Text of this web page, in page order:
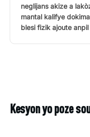
neglijans akize a
mantal kalifye
blesi fizik ajoute
Kesyon yo poze